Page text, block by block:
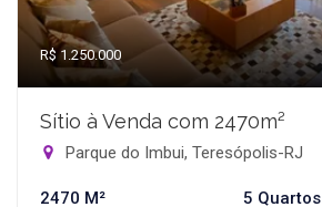
R$ 1.250.000
Sítio à Venda com 2470m²
Parque do Imbui, Teresópolis-RJ
2470 M² 5 Quartos